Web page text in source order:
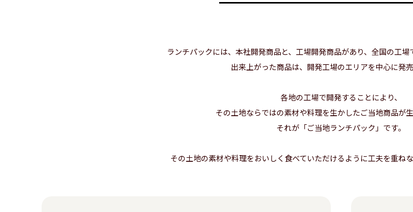
ランチパックには、本社開発商品と、工場開発商品があり、全国の工場
出来上がった商品は、開発工場のエリアを中心に発売
各地の工場で開発することにより、
その土地ならではの素材や料理を生かしたご当地商品が生
それが「ご当地ランチパック」です。
その土地の素材や料理をおいしく食べていただけるように工夫を重ね